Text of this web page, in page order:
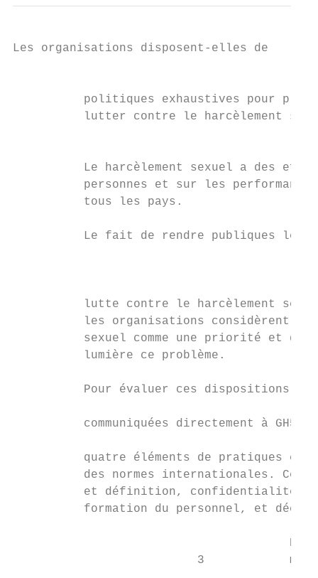
Les organisations disposent-elles
politiques exhaustives pour
lutter contre le harcèlement
Le harcèlement sexuel a des
personnes et sur les
tous les pays.
Le fait de rendre publiques les
lutte contre le harcèlement
les organisations considèrent la
sexuel comme une priorité et
lumière ce problème.
Pour évaluer ces dispositions
communiquées directement à
quatre éléments de pratiques
des normes internationales. Ces
et définition, confidentialité
formation du personnel, et
3